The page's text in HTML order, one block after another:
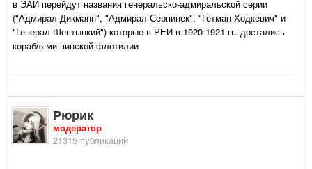
в ЭАИ перейдут названия генеральско-адмиральской серии
("Адмирал Дикманн", "Адмирал Серпинек", "Гетман Ходкевич" и
"Генерал Шептыцкий") которые в РЕИ в 1920-1921 гг. достались
кораблями пинской флотилии
Рюрик
модератор
21315 публикаций